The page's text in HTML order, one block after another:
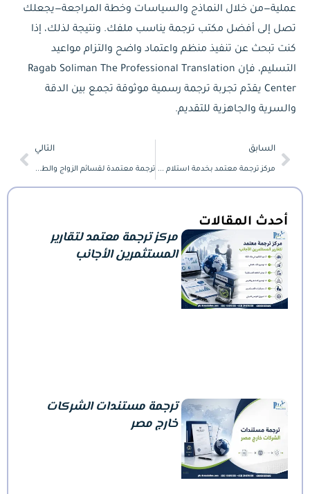
أحدث المقالات
مركز ترجمة معتمد لتقارير
المستثمرين الأجانب
ترجمة مستندات الشركات
خارج مصر
عملية—من خلال النماذج والسياسات وخطة المراجعة—يجعلك
تصل إلى أفضل مكتب ترجمة يناسب ملفك. ونتيجة لذلك، إذا
كنت تبحث عن تنفيذ منظم واعتماد واضح والتزام مواعيد
التسليم، فإن Ragab Soliman The Professional Translation
Center يقدّم تجربة ترجمة رسمية موثوقة تجمع بين الدقة
والسرية والجاهزية للتقديم.
Prev
السابق
مركز ترجمة معتمد بخدمة استلام وتسليم أونلاين داخل مصر
التالي
ترجمة معتمدة لقسائم الزواج والطلاق لاستخدامها خارج مصر